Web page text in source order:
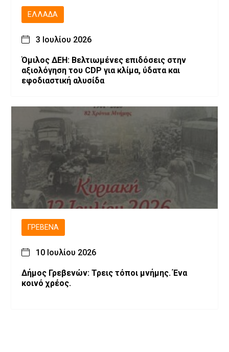
ΕΛΛΆΔΑ
3 Ιουλίου 2026
Όμιλος ΔΕΗ: Βελτιωμένες επιδόσεις στην
αξιολόγηση του CDP για κλίμα, ύδατα και
εφοδιαστική αλυσίδα
ΓΡΕΒΕΝΆ
10 Ιουλίου 2026
Δήμος Γρεβενών: Τρεις τόποι μνήμης. Ένα
κοινό χρέος.